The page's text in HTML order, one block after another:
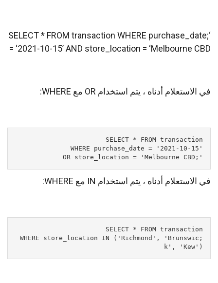
‘;SELECT * FROM transaction WHERE purchase_date
= ‘2021-10-15’ AND store_location = ‘Melbourne CBD
في الاستعلام أدناه ، يتم استخدام OR مع WHERE:
';OR store_location = 'Melbourne CBD
في الاستعلام أدناه ، يتم استخدام IN مع WHERE:
;WHERE store_location IN ('Richmond', 'Brunswic
k', 'Kew')